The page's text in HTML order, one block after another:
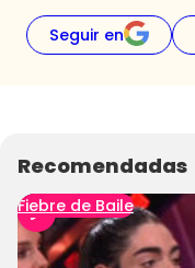
Seguir en
Recomendadas
Fiebre de Baile